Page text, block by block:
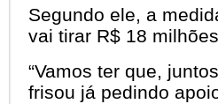
Segundo ele, a
vai tirar R$ 18
“Vamos ter que,
frisou já pedindo